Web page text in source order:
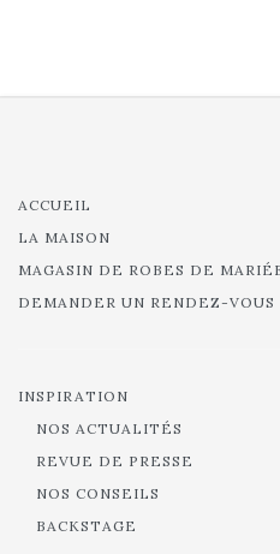
ACCUEIL
LA MAISON
MAGASIN DE ROBES DE
DEMANDER UN RENDEZ-VOUS
INSPIRATION
NOS ACTUALITÉS
REVUE DE PRESSE
NOS CONSEILS
BACKSTAGE